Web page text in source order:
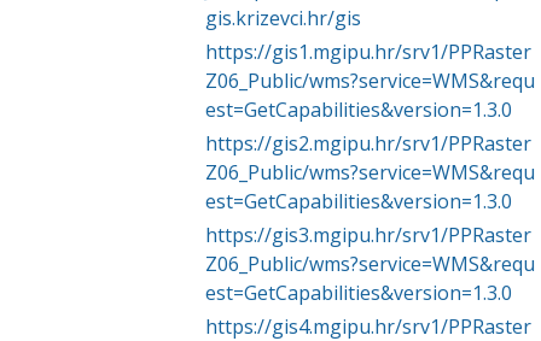
gis.krizevci.hr/gis
https://gis1.mgipu.hr/srv1/PPRaster
Z06_Public/wms?service=WMS&requ
est=GetCapabilities&version=1.3.0
https://gis2.mgipu.hr/srv1/PPRaster
Z06_Public/wms?service=WMS&requ
est=GetCapabilities&version=1.3.0
https://gis3.mgipu.hr/srv1/PPRaster
Z06_Public/wms?service=WMS&requ
est=GetCapabilities&version=1.3.0
https://gis4.mgipu.hr/srv1/PPRaster